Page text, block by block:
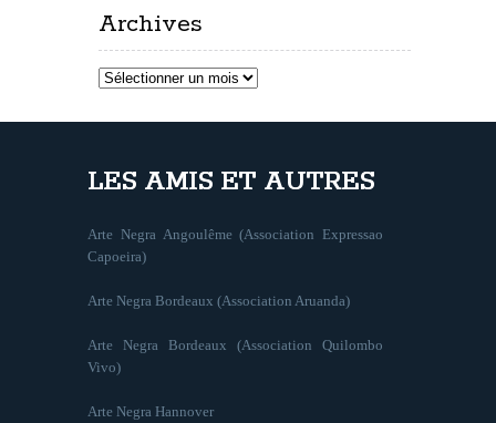
Archives
Archives
LES AMIS ET AUTRES
Arte Negra Angoulême (Association Expressao
Capoeira)
Arte Negra Bordeaux (Association Aruanda)
Arte Negra Bordeaux (Association Quilombo
Vivo)
Arte Negra Hannover